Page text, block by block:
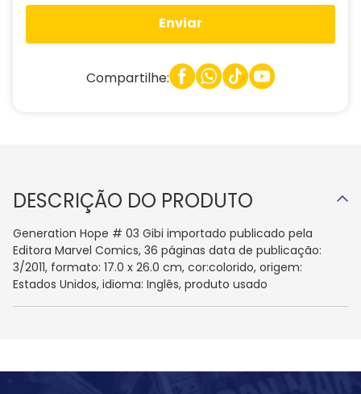
Enviar
Compartilhe:
DESCRIÇÃO DO PRODUTO
Generation Hope # 03 Gibi importado publicado pela
Editora Marvel Comics, 36 páginas data de publicação:
3/2011, formato: 17.0 x 26.0 cm, cor:colorido, origem:
Estados Unidos, idioma: Inglês, produto usado